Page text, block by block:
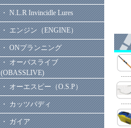
・ N.L.R Invincidle Lures
・ エンジン（ENGINE）
・ ONプランニング
・ オーバスライブ
(OBASSLIVE)
・ オーエスピー（O.S.P）
・ カッツバディ
・ ガイア